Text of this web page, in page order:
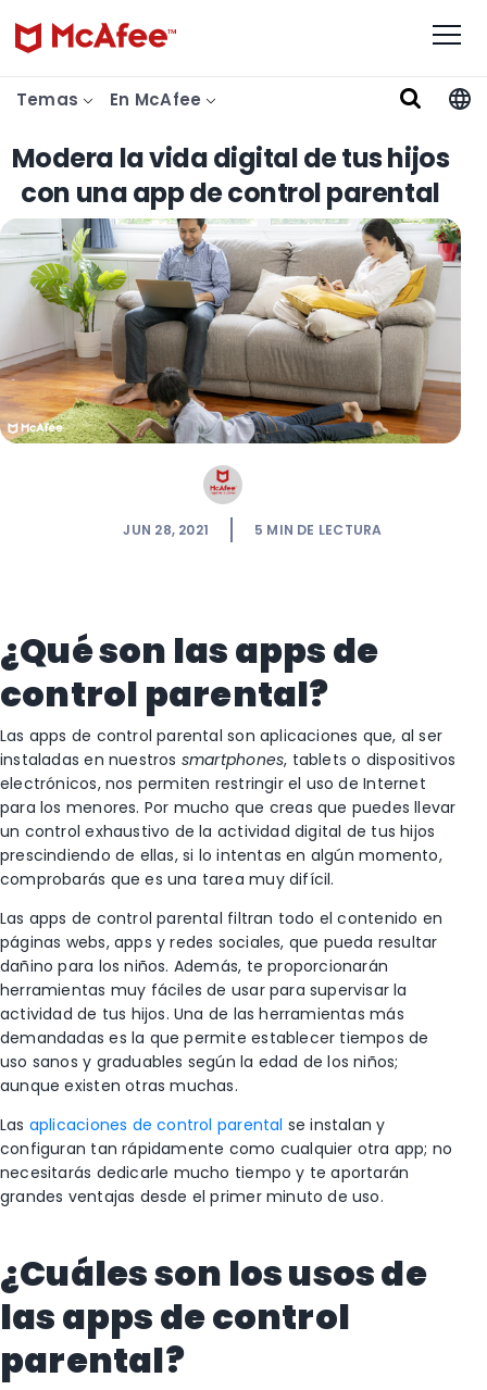
Temas En McAfee
Modera la vida digital de tus hijos
con una app de control parental
JUN 28, 2021 5 MIN DE LECTURA
¿Qué son las apps de
control parental?
Las apps de control parental son aplicaciones que, al ser
instaladas en nuestros smartphones, tablets o dispositivos
electrónicos, nos permiten restringir el uso de Internet
para los menores. Por mucho que creas que puedes llevar
un control exhaustivo de la actividad digital de tus hijos
prescindiendo de ellas, si lo intentas en algún momento,
comprobarás que es una tarea muy difícil.
Las apps de control parental filtran todo el contenido en
páginas webs, apps y redes sociales, que pueda resultar
dañino para los niños. Además, te proporcionarán
herramientas muy fáciles de usar para supervisar la
actividad de tus hijos. Una de las herramientas más
demandadas es la que permite establecer tiempos de
uso sanos y graduables según la edad de los niños;
aunque existen otras muchas.
Las aplicaciones de control parental se instalan y
configuran tan rápidamente como cualquier otra app; no
necesitarás dedicarle mucho tiempo y te aportarán
grandes ventajas desde el primer minuto de uso.
¿Cuáles son los usos de
las apps de control
parental?